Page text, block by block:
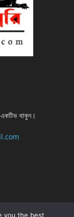
একটিভ থাকুন।
শ্রেনী – mobile
you the best